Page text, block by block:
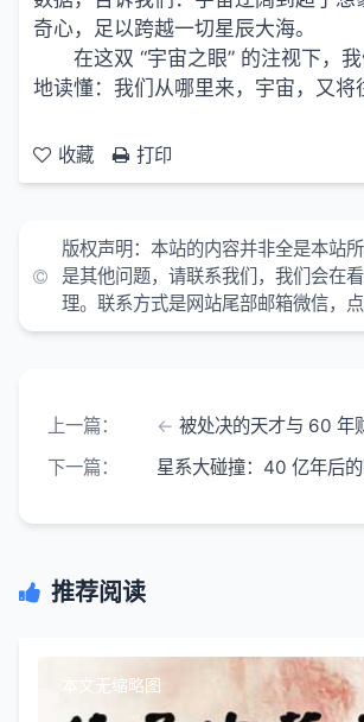
奇心，足以跨越一切星辰大海。
在这双 “宇宙之眼” 的注视下，
地读懂：我们从哪里来，宇宙，又将
收藏 打印
版权声明： 本站的内容并非全是本站
是其他问题，请联系我们，我们会在
理。联系方式是网站尾部邮箱微信，点
上一篇：
被处决的天才与 60 年财富密码：康波周期
下一篇：
星系大碰撞：40 亿年后
推荐阅读
本文无缩略图